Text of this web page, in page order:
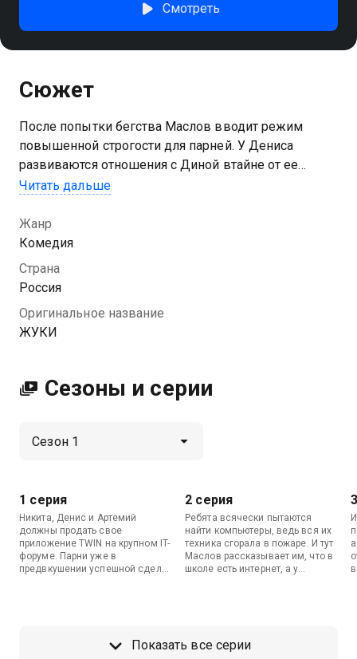
Смотреть
Сюжет
После попытки бегства Маслов вводит режим
повышенной строгости для парней. У Дениса
развиваются отношения с Диной втайне от ее
родителей, Артемий смирился с тем, что уже никогда
глубокой депрессии. И только благодаря инвестору
в их жизни снова появляется смысл.
Читать дальше
Жанр
Комедия
Страна
Россия
Оригинальное название
ЖУКИ
Сезоны и серии
1 серия
Никита, Денис и Артемий
должны продать свое
приложение TWIN на крупном IT-
форуме. Парни уже в
предвкушении успешной сделки
Никиты, оказываются на
2 серия
Ребята всячески пытаются
найти компьютеры, ведь вся их
техника сгорала в пожаре. И тут
Маслов рассказывает им, что в
школе есть интернет, а у
Показать все серии